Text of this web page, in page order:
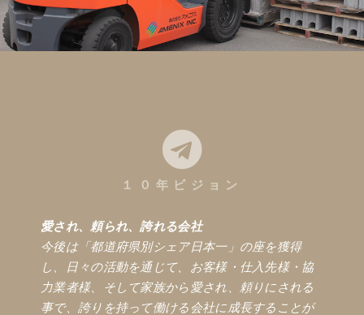
１０年ビジョン
愛され、頼られ、誇れる会社
今後は「都道府県別シェア日本一」の座を獲得
し、日々の活動を通じて、お客様・仕入先様・協
力業者様、そして家族から愛され、頼りにされる
事で、誇りを持って働ける会社に成長することが